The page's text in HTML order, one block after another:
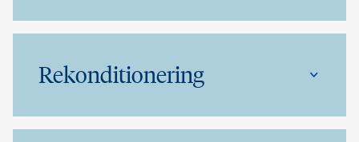
Rekonditionering